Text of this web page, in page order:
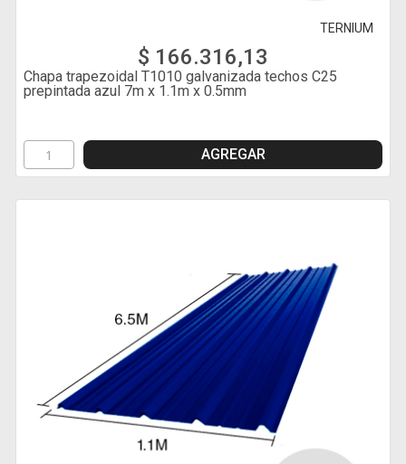
TERNIUM
$ 166.316,13
Chapa trapezoidal T1010 galvanizada techos C25
prepintada azul 7m x 1.1m x 0.5mm
AGREGAR